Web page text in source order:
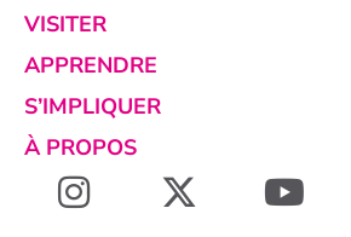
VISITER
APPRENDRE
S’IMPLIQUER
À PROPOS